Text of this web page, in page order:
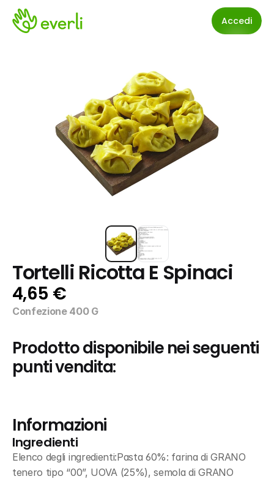
Accedi
Tortelli Ricotta E Spinaci
4,65 €
Confezione 400 G
Prodotto disponibile nei seguenti
punti vendita:
Informazioni
Ingredienti
Elenco degli ingredienti:Pasta 60%: farina di GRANO
tenero tipo “00”, UOVA (25%), semola di GRANO